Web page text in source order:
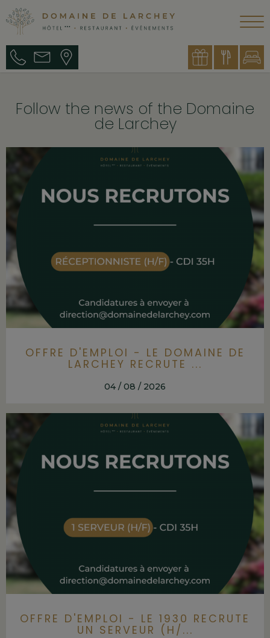
Follow the news of the Domaine
de Larchey
OFFRE D'EMPLOI - LE DOMAINE DE
LARCHEY RECRUTE ...
04 / 08 / 2026
OFFRE D'EMPLOI - LE 1930 RECRUTE
UN SERVEUR (H/...